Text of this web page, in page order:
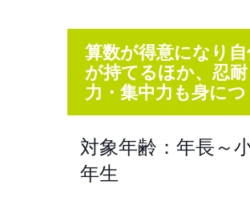
算数が得意になり
が持てるほか、忍耐
力・集中力も身につ
対象年齢：年長～
年生